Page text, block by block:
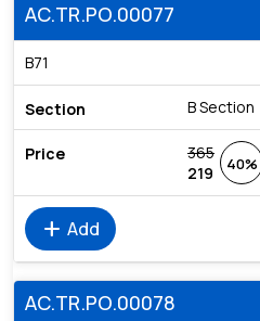
AC.TR.PO.00077
B71
B Section
365
219
40%
add Add
AC.TR.PO.00078